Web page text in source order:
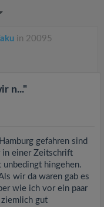
in 20095
n..."
gefahren sind
in einer Zeitschrift
hingehen.
wir da waren gab es
wie ich vor ein paar
ziemlich gut